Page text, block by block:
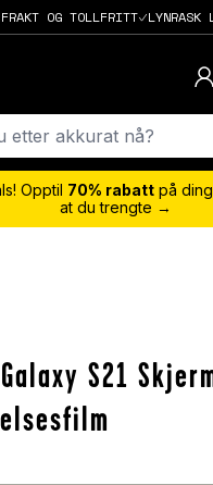
OG TOLLFRITT LYNRASK
Opptil 70% rabatt på
at du trengte →
S21